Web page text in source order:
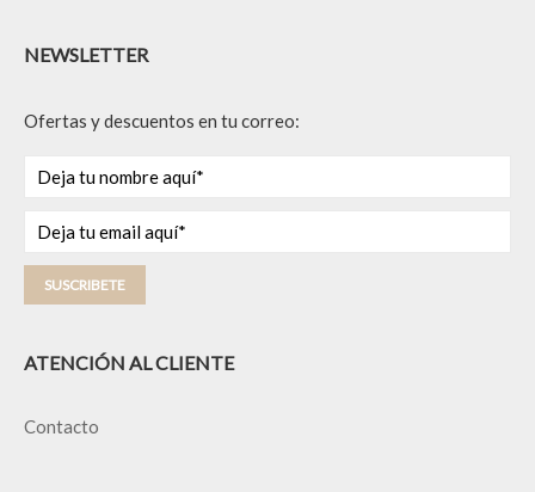
NEWSLETTER
Ofertas y descuentos en tu correo:
SUSCRIBETE
ATENCIÓN AL CLIENTE
Contacto